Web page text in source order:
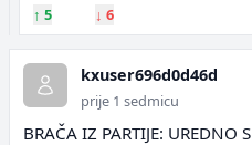
↑ 5 ↓ 6
kxuser696d0d46d
prije 1 sedmicu
BRAČA IZ PARTIJE: UREDNO